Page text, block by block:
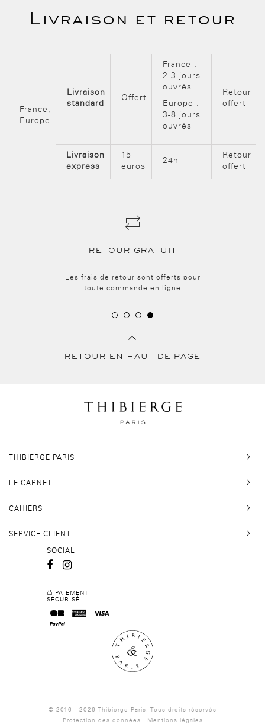
À
Livraison et retour
France,
Europe
Livraison
standard
Offert
France :
2-3 jours
ouvrés
Europe :
3-8 jours
ouvrés
Retour
offert
Livraison
express
15
euros
24h
Retour
offert
RETOUR GRATUIT
Les frais de retour sont offerts pour
toute commande en ligne
RETOUR EN HAUT DE PAGE
THIBIERGE PARIS
LE CARNET
CAHIERS
SERVICE CLIENT
SOCIAL
PAIEMENT
SÉCURISÉ
© 2016 - 2026 Thibierge Paris. Tous droits réservés
Protection des données
Mentions légales